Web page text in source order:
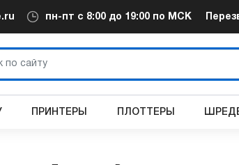
пн-пт с 8:00 до 19:00 по МСК
ПРИНТЕРЫ ПЛОТТЕРЫ